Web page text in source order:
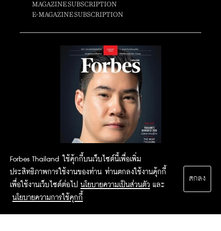
Forbes Thailand ใช้คุ้กกี้บนเว็บไซต์นี้เพื่อเพิ่ม
ประสิทธิภาพการใช้งานของท่าน ท่านตกลงใช้งานคุ้กกี้
เพื่อใช้งานเว็บไซต์ต่อไป นโยบายความเป็นส่วนตัว และ
นโยบายความการใช้คุกกี้
ตกลง
MAGAZINE SUBSCRIPTION
E-MAGAZINE SUBSCRIPTION
2015 Forbesthailand.com ALL RIGHTS RESERVED